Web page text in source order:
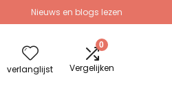
Nieuws en blogs lezen
verlanglijst
0
Vergelijken